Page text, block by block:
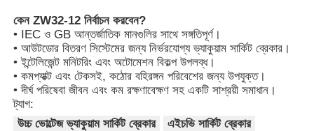
বাড়ি
পণ্য
ভিডিও
কেন ZW32-12 নির্বাচন করবেন?
• IEC ও GB আন্তর্জাতিক মানগুলির সাথে সঙ্গতিপূর্ণ।
• আউটডোর বিতরণ সিস্টেমের জন্য নির্ভরযোগ্য ভ্যাকুয়াম সার্কিট ব্রেকার।
• ইন্টেলিজেন্ট মনিটরিং এবং অটোমেশন বিকল্প উপলব্ধ।
• কমপ্যাক্ট এবং টেকসই, কঠোর বহিরঙ্গন পরিবেশের জন্য উপযুক্ত।
• দীর্ঘ পরিষেবা জীবন এবং কম রক্ষণাবেক্ষণ সহ একটি সাশ্রয়ী সমাধান।
ট্যাগ:
উচ্চ ভোল্টেজ ভ্যাকুয়াম সার্কিট ব্রেকার
এইচভি সার্কিট ব্রেকার